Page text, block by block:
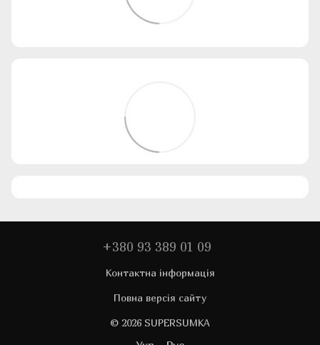
+380 93 389 01 09
Контактна інформація
Повна версія сайту
© 2026 SUPERSUMKA